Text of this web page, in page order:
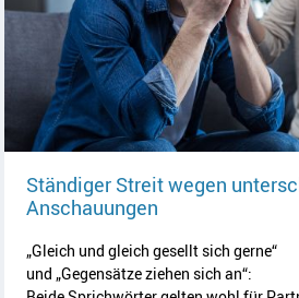
Ständiger Streit wegen
Anschauungen
„Gleich und gleich gesellt sich gerne“
und „Gegensätze ziehen sich an“: